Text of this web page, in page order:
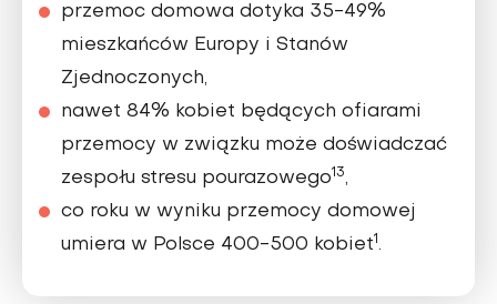
przemoc domowa dotyka 35-49%
mieszkańców Europy i Stanów
Zjednoczonych,
nawet 84% kobiet będących ofiarami
przemocy w związku może doświadczać
zespołu stresu pourazowego13,
co roku w wyniku przemocy domowej
umiera w Polsce 400-500 kobiet1.